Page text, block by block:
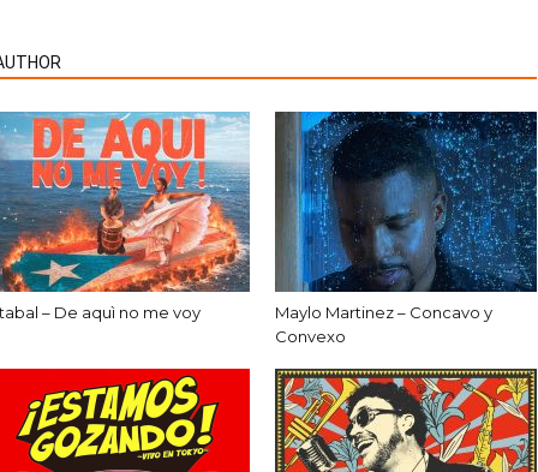
– De aquì no me voy
Maylo Martinez – Concavo y
Convexo